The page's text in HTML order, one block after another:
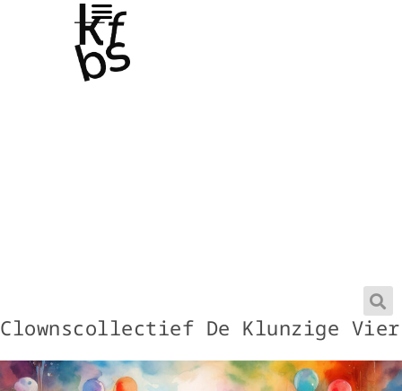
Clownscollectief De Klunzige Vier